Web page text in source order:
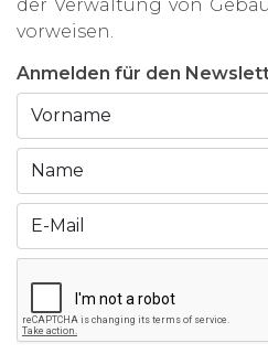
der Verwaltung von
vorweisen.
Anmelden für den